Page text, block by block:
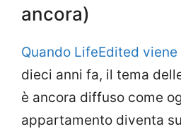
ancora)
Quando LifeEdited
dieci anni fa, il tema
è ancora diffuso come
appartamento diventa